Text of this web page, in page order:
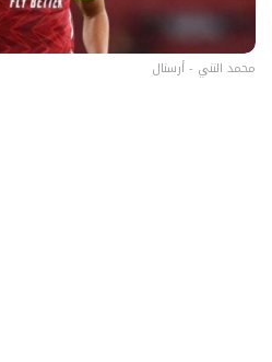
محمد النني - أرسنال